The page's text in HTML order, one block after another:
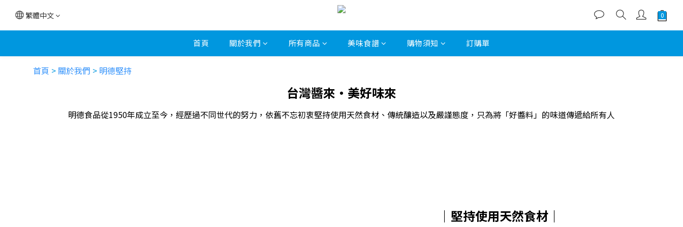
繁體中文
首頁 關於我們 所有商品 美味食譜 購物須知 訂購單
首頁 > 關於我們 > 明德堅持
台灣醬來‧美好味來
明德食品從1950年成立至今，經歷過不同世代的努力，依舊不忘初衷堅持使用天然食材、傳統釀造以及嚴謹態度，只為將「好醬料」的味道傳遞給所有人
｜堅持使用天然食材｜